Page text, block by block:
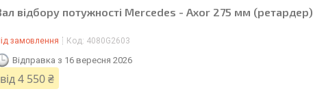
відбору потужності Mercedes - Axor 275 мм (ретардер)
замовлення Код: 4080G2603
Відправка з 16 вересня 2026
від4 550 ₴